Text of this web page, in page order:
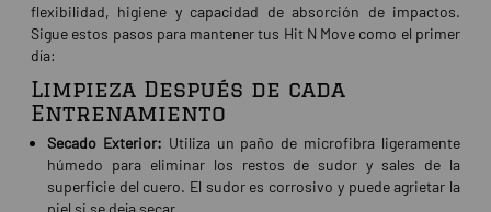
flexibilidad, higiene y capacidad de absorción de impactos.
Sigue estos pasos para mantener tus Hit N Move como el primer
día:
Limpieza Después de cada
Entrenamiento
Secado Exterior: Utiliza un paño de microfibra ligeramente
húmedo para eliminar los restos de sudor y sales de la
superficie del cuero. El sudor es corrosivo y puede agrietar la
piel si se deja secar.